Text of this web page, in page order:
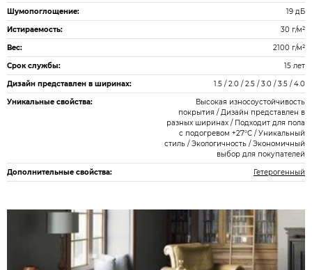
Шумопоглощение:
19 дБ
Истираемость:
30 г/м²
Вес:
2100 г/м²
Срок службы:
15 лет
Дизайн представлен в ширинах:
1.5 / 2.0 / 2.5 / 3.0 / 3.5 / 4.0
Уникальные свойства:
Высокая износоустойчивость
покрытия / Дизайн представлен в
разных ширинах / Подходит для пола
с подогревом +27°С / Уникальный
стиль / Экологичность / Экономичный
выбор для покупателей
Дополнительные свойства:
Гетерогенный